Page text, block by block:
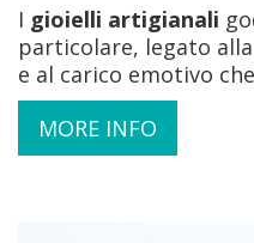
I gioielli artigianali
particolare, legato
e al carico emotivo
MORE INFO